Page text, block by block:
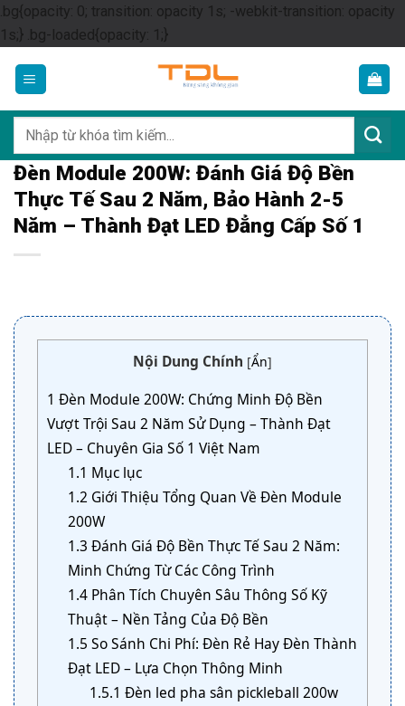
.bg{opacity: 0; transition: opacity 1s; -webkit-transition: opacity
1s;} .bg-loaded{opacity: 1;}Skip
content
kiếm:
Đèn Module 200W: Đánh Giá Độ Bền
Thực Tế Sau 2 Năm, Bảo Hành 2-5
Năm – Thành Đạt LED Đẳng Cấp Số 1
Nội Dung Chính [Ẩn]
1 Đèn Module 200W: Chứng Minh Độ Bền
Vượt Trội Sau 2 Năm Sử Dụng – Thành Đạt
LED – Chuyên Gia Số 1 Việt Nam
1.1 Mục lục
1.2 Giới Thiệu Tổng Quan Về Đèn Module
200W
1.3 Đánh Giá Độ Bền Thực Tế Sau 2 Năm:
Minh Chứng Từ Các Công Trình
1.4 Phân Tích Chuyên Sâu Thông Số Kỹ
Thuật – Nền Tảng Của Độ Bền
1.5 So Sánh Chi Phí: Đèn Rẻ Hay Đèn Thành
Đạt LED – Lựa Chọn Thông Minh
1.5.1 Đèn led pha sân pickleball 200w